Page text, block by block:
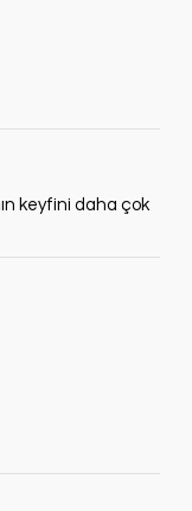
keyfini daha çok